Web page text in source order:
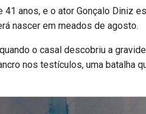
41 anos, e o ator Gonçalo Diniz
nascer em meados de agosto.
o casal descobriu a
nos testículos, uma batalha